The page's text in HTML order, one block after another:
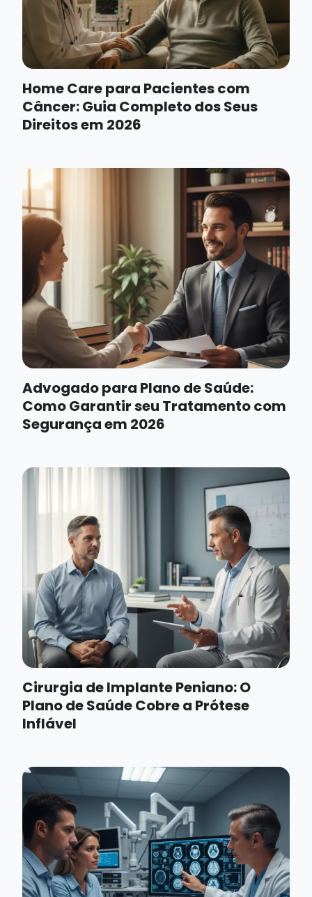
Home Care para Pacientes com
Câncer: Guia Completo dos Seus
Direitos em 2026
Advogado para Plano de Saúde:
Como Garantir seu Tratamento com
Segurança em 2026
Cirurgia de Implante Peniano: O
Plano de Saúde Cobre a Prótese
Inflável